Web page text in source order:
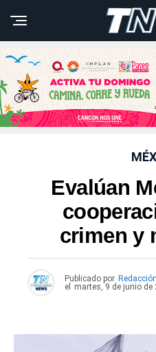
Evalúan
crimen y
Publicado por
el
martes, 9 de junio de